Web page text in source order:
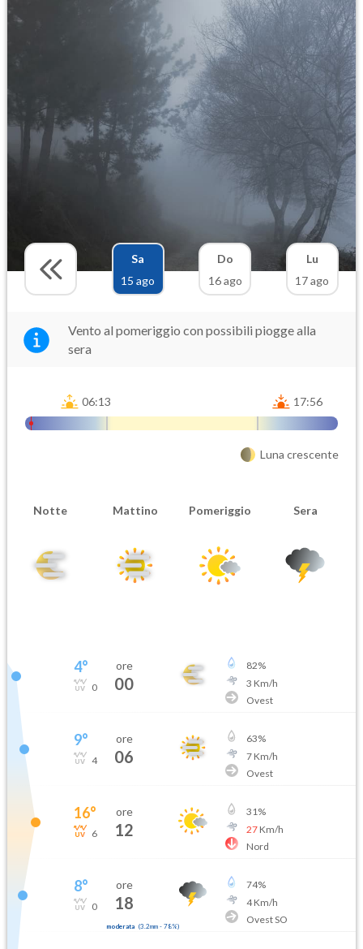
Sa
15 ago
Do
16 ago
Lu
17 ago
Vento al pomeriggio con possibili piogge alla
sera
06:13 17:56
Luna crescente
Notte Mattino Pomeriggio Sera
4°
0
ore
00
82%
3 Km/h
Ovest
9°
4
ore
06
63%
7Km/h
Ovest
16°
6
ore
12
31%
27Km/h
Nord
8°
0
ore
18
moderata (3.2mm- 78%)
74%
4Km/h
Ovest SO